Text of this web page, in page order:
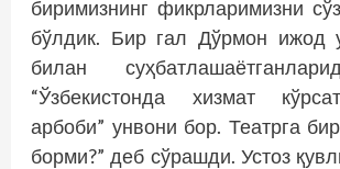
биримизнинг фикрларимизни
бўлдик. Бир гал Дўрмон ижод
билан
“Ўзбекистонда хизмат
арбоби” унвони бор. Театрга
борми?” деб сўрашди. Устоз